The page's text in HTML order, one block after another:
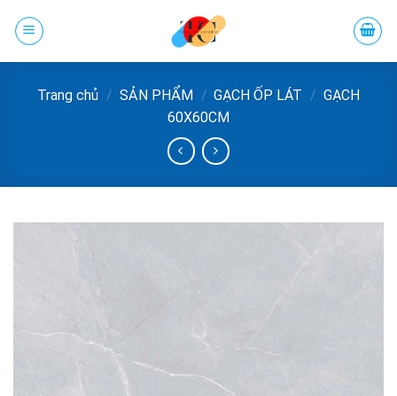
đến
Trang chủ / SẢN PHẨM / GẠCH ỐP LÁT / GẠCH
60X60CM